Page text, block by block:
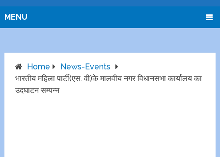
MENU
Home
News-Events
भारतीय महिला पार्टी(एस. वी)के मालवीय नगर विधानसभा कार्यालय का
उदघाटन सम्पन्न